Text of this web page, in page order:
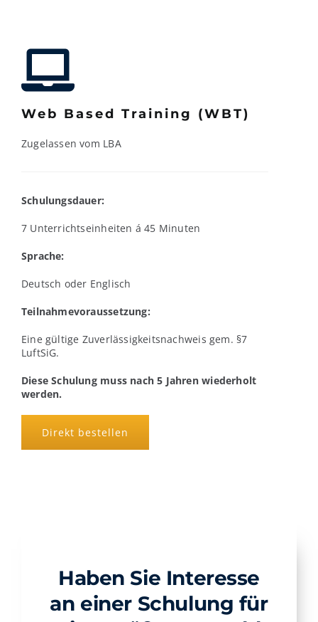
Web Based Training (WBT)
Zugelassen vom LBA
Schulungsdauer:
7 Unterrichtseinheiten á 45 Minuten
Sprache:
Deutsch oder Englisch
Teilnahmevoraussetzung:
Eine gültige Zuverlässigkeitsnachweis gem. §7
LuftSiG.
Diese Schulung muss nach 5 Jahren wiederholt
werden.
Direkt bestellen
Haben Sie Interesse
an einer Schulung für